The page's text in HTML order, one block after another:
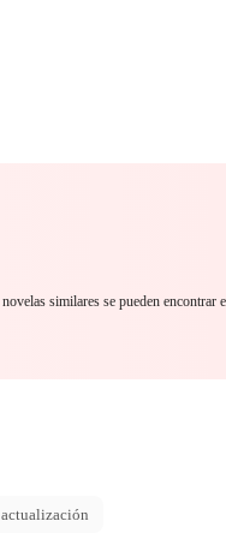
similares se pueden encontrar